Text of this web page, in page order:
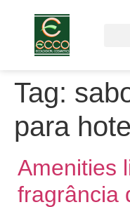
Tag:
para
Amenities
fragrância